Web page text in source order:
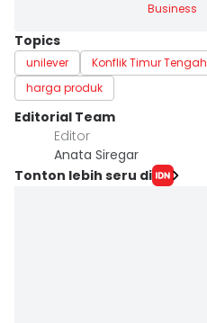
Business
Topics
unilever Konflik Timur Tengah
harga produk
Editorial Team
Editor
Anata Siregar
Tonton lebih seru di